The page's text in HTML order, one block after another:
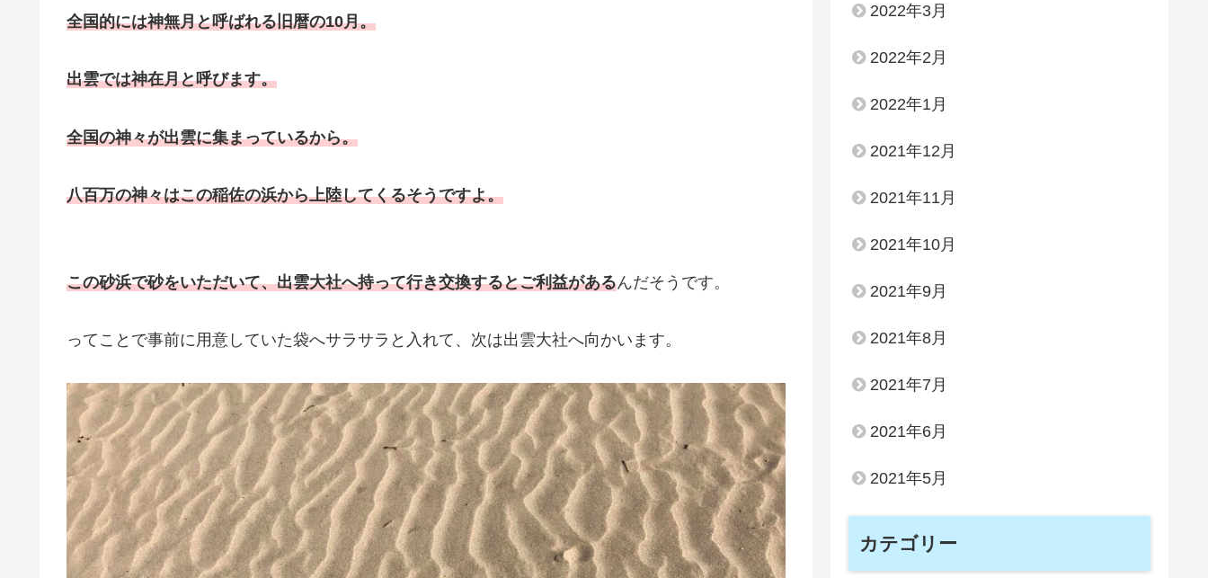
全国的には神無月と呼ばれる旧暦の10月。
出雲では神在月と呼びます。
全国の神々が出雲に集まっているから。
八百万の神々はこの稲佐の浜から上陸してくるそうですよ。
この砂浜で砂をいただいて、出雲大社へ持って行き交換するとご利益があるんだそうです。
ってことで事前に用意していた袋へサラサラと入れて、次は出雲大社へ向かいます。
2022年3月
2022年2月
2022年1月
2021年12月
2021年11月
2021年10月
2021年9月
2021年8月
2021年7月
2021年6月
2021年5月
カテゴリー